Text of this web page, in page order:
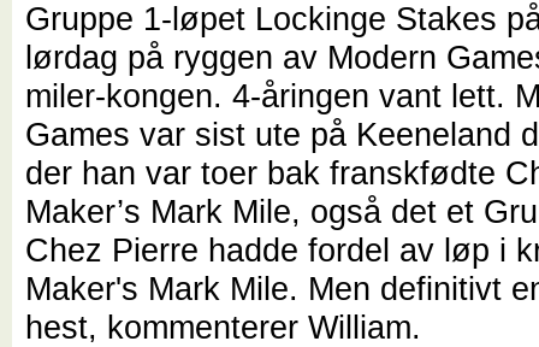
Gruppe 1-løpet Lockinge Stakes
lørdag på ryggen av Modern
miler-kongen. 4-åringen vant lett.
Games var sist ute på Keeneland
der han var toer bak franskfødte
Maker’s Mark Mile, også det et
Chez Pierre hadde fordel av løp i
Maker's Mark Mile. Men definitivt
hest, kommenterer William.